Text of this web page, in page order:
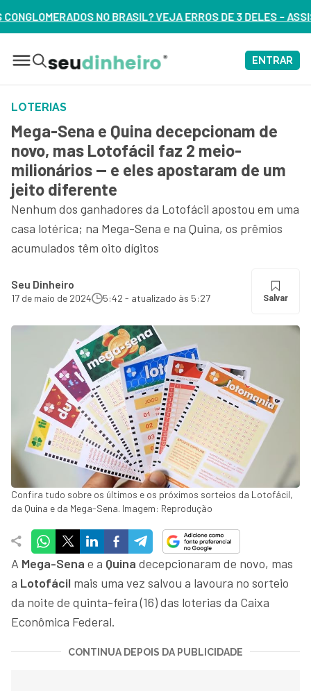
ERROS DE 3 DELES – ASSISTA AGORA
ENTRAR
LOTERIAS
Mega-Sena e Quina decepcionam de
novo, mas Lotofácil faz 2 meio-
milionários — e eles apostaram de um
jeito diferente
Nenhum dos ganhadores da Lotofácil apostou em uma
casa lotérica; na Mega-Sena e na Quina, os prêmios
acumulados têm oito dígitos
Seu Dinheiro
17 de maio de 2024 5:42 - atualizado às 5:27 Salvar
Confira tudo sobre os últimos e os próximos sorteios da Lotofácil,
da Quina e da Mega-Sena. Imagem: Reprodução
A Mega-Sena e a Quina decepcionaram de novo, mas
a Lotofácil mais uma vez salvou a lavoura no sorteio
da noite de quinta-feira (16) das loterias da Caixa
Econômica Federal.
CONTINUA DEPOIS DA PUBLICIDADE